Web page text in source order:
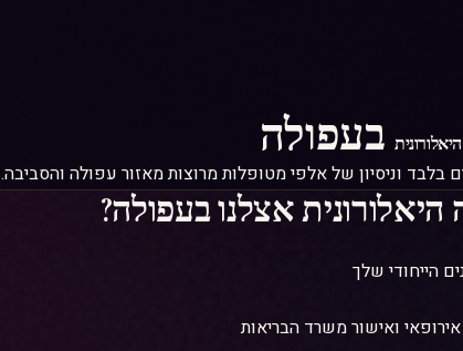
בעפולה
בלבד וניסיון של אלפי מטופלות מרוצות מאזור עפולה והסביבה.
אצלנו בעפולה?
הייחודי שלך